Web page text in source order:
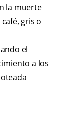
la muerte
gris o
el
a los